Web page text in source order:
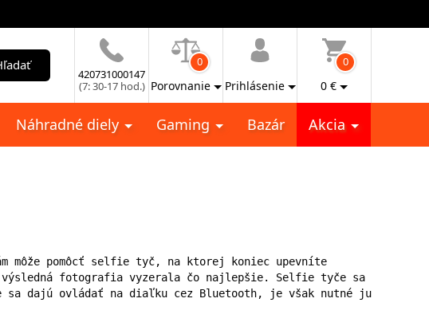
420731000147
(7: 30-17 hod.)
0
Porovnanie Prihlásenie
0
0 €
Náhradné diely Gaming Bazár Akcia
môže pomôcť selfie tyč, na ktorej koniec upevníte
výsledná fotografia vyzerala čo najlepšie. Selfie tyče sa
dajú ovládať na diaľku cez Bluetooth, je však nutné ju